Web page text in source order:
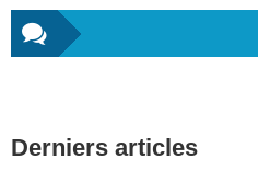
latérale
Derniers articles